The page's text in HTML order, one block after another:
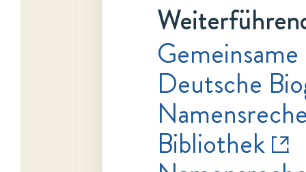
Deutsche
Bibliothek